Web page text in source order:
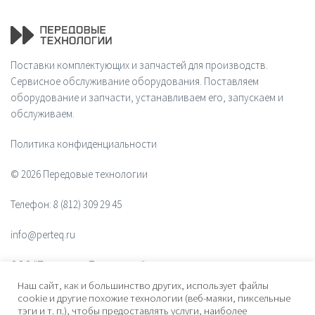
Поставки комплектующих и запчастей для производств.
Сервисное обслуживание оборудования. Поставляем
оборудование и запчасти, устанавливаем его, запускаем и
обслуживаем.
Политика конфиденциальности
© 2026 Передовые технологии
Телефон: 8 (812) 309 29 45
info@perteq.ru
ООО "Передовые Технологии"
ОГРН 1117847072628
Наш сайт, как и большинство других, использует файлы
cookie и другие похожие технологии (веб-маяки, пиксельные
тэги и т. п.), чтобы предоставлять услуги, наиболее